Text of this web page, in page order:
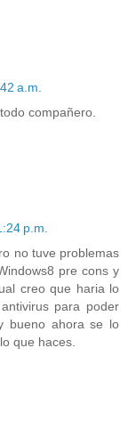
a.m.
compañero.
p.m.
no tuve problemas
pre cons y
creo que haria lo
para poder
bueno ahora se lo
que haces.